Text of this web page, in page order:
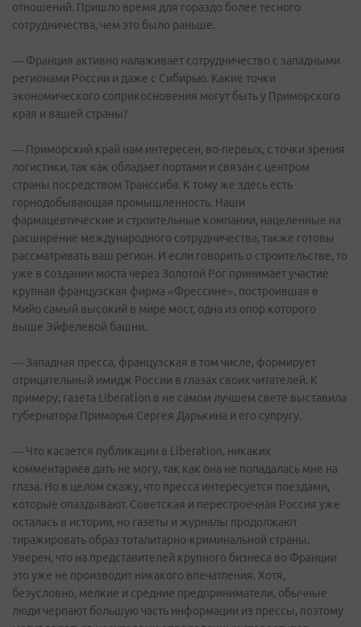
отношений. Пришло время для гораздо более тесного
сотрудничества, чем это было раньше.
— Франция активно налаживает сотрудничество с западными
регионами России и даже с Сибирью. Какие точки
экономического соприкосновения могут быть у Приморского
края и вашей страны?
— Приморский край нам интересен, во-первых, с точки зрения
логистики, так как обладает портами и связан с центром
страны посредством Транссиба. К тому же здесь есть
горнодобывающая промышленность. Наши
фармацевтические и строительные компании, нацеленные на
расширение международного сотрудничества, также готовы
рассматривать ваш регион. И если говорить о строительстве, то
уже в создании моста через Золотой Рог принимает участие
крупная французская фирма «Фрессине», построившая в
Мийо самый высокий в мире мост, одна из опор которого
выше Эйфелевой башни.
— Западная пресса, французская в том числе, формирует
отрицательный имидж России в глазах своих читателей. К
примеру, газета Liberation в не самом лучшем свете выставила
губернатора Приморья Сергея Дарькина и его супругу.
— Что касается публикации в Liberation, никаких
комментариев дать не могу, так как она не попадалась мне на
глаза. Но в целом скажу, что пресса интересуется поездами,
которые опаздывают. Советская и перестроечная Россия уже
осталась в истории, но газеты и журналы продолжают
тиражировать образ тоталитарно-криминальной страны.
Уверен, что на представителей крупного бизнеса во Франции
это уже не производит никакого впечатления. Хотя,
безусловно, мелкие и средние предприниматели, обычные
люди черпают большую часть информации из прессы, поэтому